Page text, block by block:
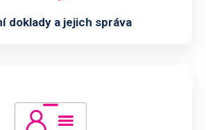
doklady a jejich správa